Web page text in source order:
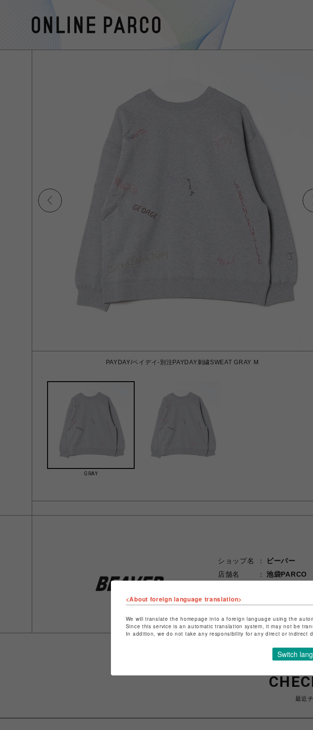
PAYDAY/ペイデイ-別注PAYDAY刺繍SWEAT GRAY M
GRAY
ショップ名
ビーバー
店舗名
池袋PARCO
ショップお問い合わせはこ
最近
<About foreign language translation>
We will translate the homepage into a foreign language using the
Since this service is an automatic translation system, it may not be
In addition, we do not take any responsibility for any direct or indirect
Switch